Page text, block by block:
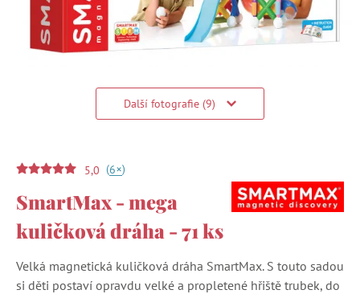
Další fotografie (9)
5,0 (6+)
SmartMax - mega
kuličková dráha - 71 ks
Velká magnetická kuličková dráha SmartMax. S touto sadou
si děti postaví opravdu velké a propletené hřiště trubek, do